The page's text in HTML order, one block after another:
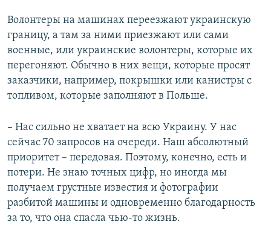
Волонтеры на машинах переезжают украинскую
границу, а там за ними приезжают или сами
военные, или украинские волонтеры, которые их
перегоняют. Обычно в них вещи, которые просят
заказчики, например, покрышки или канистры с
топливом, которые заполняют в Польше.
– Нас сильно не хватает на всю Украину. У нас
сейчас 70 запросов на очереди. Наш абсолютный
приоритет – передовая. Поэтому, конечно, есть и
потери. Не знаю точных цифр, но иногда мы
получаем грустные известия и фотографии
разбитой машины и одновременно благодарность
за то, что она спасла чью-то жизнь.